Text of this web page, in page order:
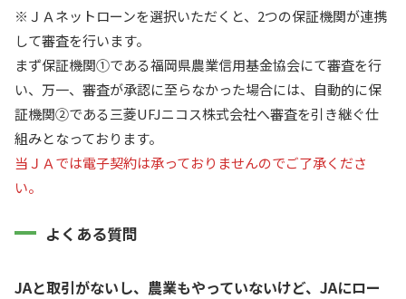
※ＪＡネットローンを選択いただくと、2つの保証機関が連携
して審査を行います。
まず保証機関①である福岡県農業信用基金協会にて審査を行
い、万一、審査が承認に至らなかった場合には、自動的に保
証機関②である三菱UFJニコス株式会社へ審査を引き継ぐ仕
組みとなっております。
当ＪＡでは電子契約は承っておりませんのでご了承くださ
い。
よくある質問
JAと取引がないし、農業もやっていないけど、JAにロー